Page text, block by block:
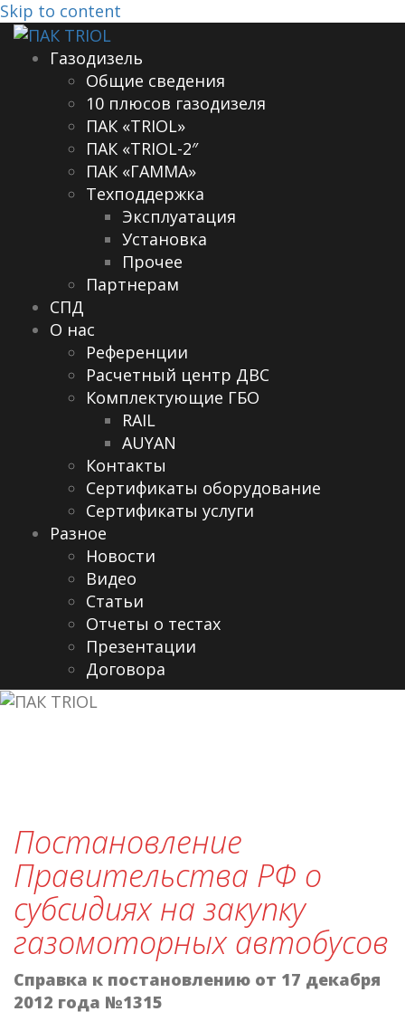
Skip to content
Газодизель
Общие сведения
10 плюсов газодизеля
ПАК «TRIOL»
ПАК «TRIOL-2″
ПАК «ГАММА»
Техподдержка
Эксплуатация
Установка
Прочее
Партнерам
СПД
О нас
Референции
Расчетный центр ДВС
Комплектующие ГБО
RAIL
AUYAN
Контакты
Сертификаты оборудование
Сертификаты услуги
Разное
Новости
Видео
Cтатьи
Отчеты о тестах
Презентации
Договора
Постановление
Правительства РФ о
субсидиях на закупку
газомоторных автобусов
Справка к постановлению от 17 декабря
2012 года №1315